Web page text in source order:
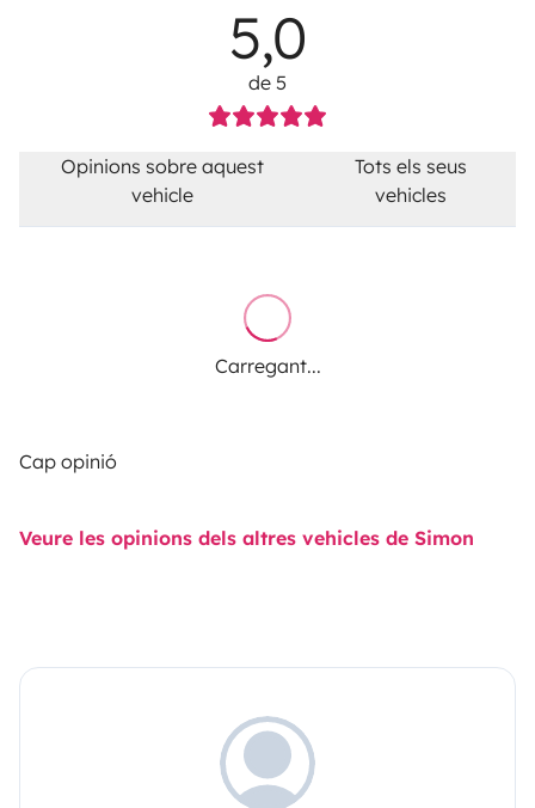
5,0
de 5
Opinions sobre aquest
vehicle
Tots els seus
vehicles
Carregant...
Cap opinió
Veure les opinions dels altres vehicles de Simon